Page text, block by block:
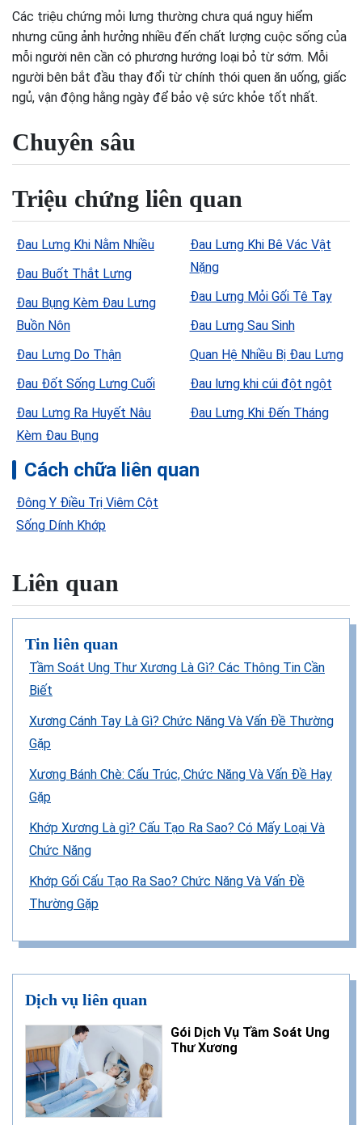
Các triệu chứng mỏi lưng thường chưa quá nguy hiểm
nhưng cũng ảnh hưởng nhiều đến chất lượng cuộc sống của
mỗi người nên cần có phương hướng loại bỏ từ sớm. Mỗi
người bên bắt đầu thay đổi từ chính thói quen ăn uống, giấc
ngủ, vận động hằng ngày để bảo vệ sức khỏe tốt nhất.
Chuyên sâu
Triệu chứng liên quan
Đau Lưng Khi Nằm Nhiều
Đau Buốt Thắt Lưng
Đau Bụng Kèm Đau Lưng
Buồn Nôn
Đau Lưng Do Thận
Đau Đốt Sống Lưng Cuối
Đau Lưng Ra Huyết Nâu
Kèm Đau Bụng
Đau Lưng Khi Bê Vác Vật
Nặng
Đau Lưng Mỏi Gối Tê Tay
Đau Lưng Sau Sinh
Quan Hệ Nhiều Bị Đau Lưng
Đau lưng khi cúi đột ngột
Đau Lưng Khi Đến Tháng
Cách chữa liên quan
Đông Y Điều Trị Viêm Cột
Sống Dính Khớp
Liên quan
Tin liên quan
Tầm Soát Ung Thư Xương Là Gì? Các Thông Tin Cần
Biết
Xương Cánh Tay Là Gì? Chức Năng Và Vấn Đề Thường
Gặp
Xương Bánh Chè: Cấu Trúc, Chức Năng Và Vấn Đề Hay
Gặp
Khớp Xương Là gì? Cấu Tạo Ra Sao? Có Mấy Loại Và
Chức Năng
Khớp Gối Cấu Tạo Ra Sao? Chức Năng Và Vấn Đề
Thường Gặp
Dịch vụ liên quan
Gói Dịch Vụ Tầm Soát Ung
Thư Xương